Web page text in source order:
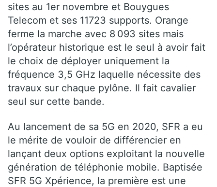
sites au 1er novembre et Bouygues
Telecom et ses 11723 supports. Orange
ferme la marche avec 8 093 sites mais
l’opérateur historique est le seul à avoir fait
le choix de déployer uniquement la
fréquence 3,5 GHz laquelle nécessite des
travaux sur chaque pylône. Il fait cavalier
seul sur cette bande.
Au lancement de sa 5G en 2020, SFR a eu
le mérite de vouloir de différencier en
lançant deux options exploitant la nouvelle
génération de téléphonie mobile. Baptisée
SFR 5G Xpérience, la première est une